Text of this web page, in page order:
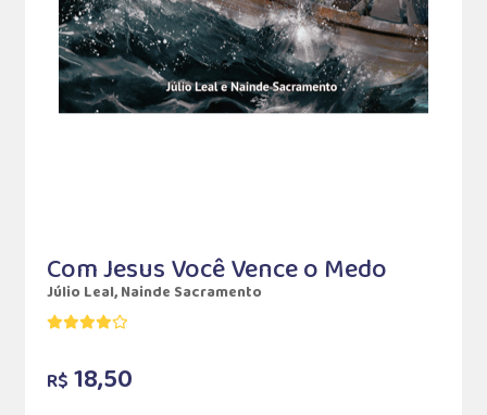
Com Jesus Você Vence o Medo
Júlio Leal, Nainde Sacramento
R$ 18,50